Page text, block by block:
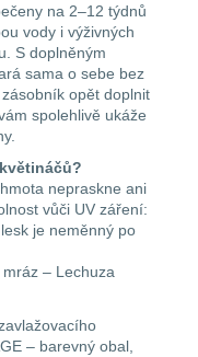
na 2–12 týdnů
vody i výživných
S doplněným
sama o sebe bez
opět doplnit
spolehlivě ukáže
nepraskne ani
vůči UV záření:
je neměnný po
– Lechuza
– barevný obal,